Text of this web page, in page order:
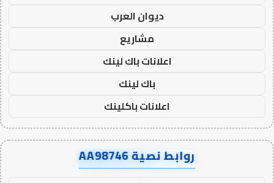
ديوان العرب
مشاريع
اعلانات باك لينك
باك لينك
اعلانات باكلينك
روابط نصية AA98746